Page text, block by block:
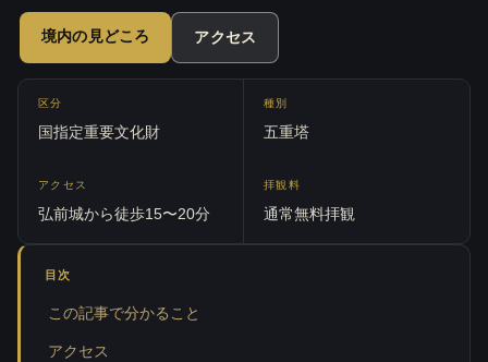
境内の見どころ アクセス
区分
国指定重要文化財
種別
五重塔
アクセス
弘前城から徒歩15〜20分
拝観料
通常無料拝観
目次
この記事で分かること
アクセス